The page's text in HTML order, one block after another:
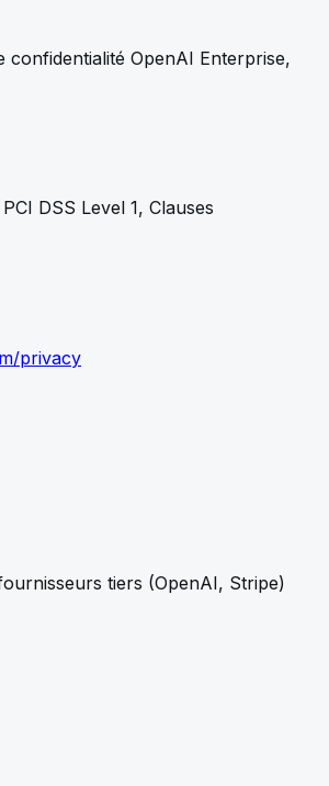
confidentialité OpenAI Enterprise,
DSS Level 1, Clauses
privacy
tiers (OpenAI, Stripe)